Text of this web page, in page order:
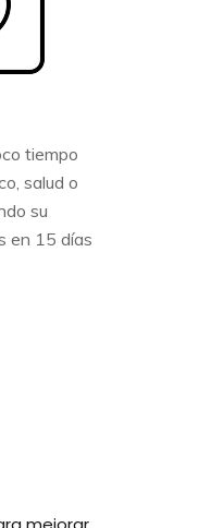
tiempo
salud o
su
en 15 días